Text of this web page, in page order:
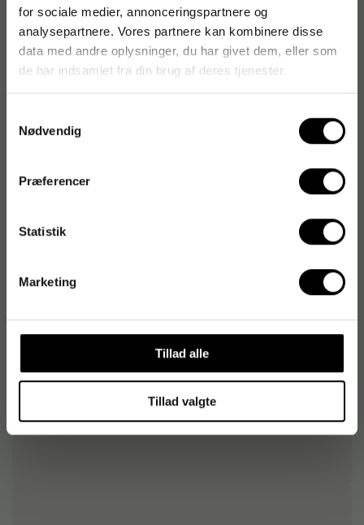
for sociale medier, annonceringspartnere og
analysepartnere. Vores partnere kan kombinere disse
data med andre oplysninger, du har givet dem, eller som
de har indsamlet fra din brug af deres tjenester.
Nødvendig
Præferencer
Statistik
Marketing
Tillad alle
Tillad valgte
Ideel til mærkning af mapper, arkivkasser, hylder, skuffer,
Om Brother
brugervenlighed og et bredt sortiment af tilbehør. Med
fokus på kvalitet hjælper Brother virksomheder og hjem med
Produktdatablad
Varenummer
EAN: 4977766732048